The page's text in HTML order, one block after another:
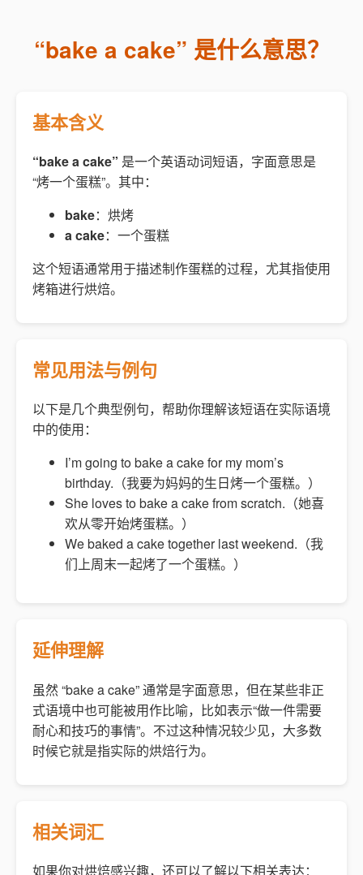
“bake a cake” 是什么意思？
基本含义
“bake a cake” 是一个英语动词短语，字面意思是
“烤一个蛋糕”。其中：
bake：烘烤
a cake：一个蛋糕
这个短语通常用于描述制作蛋糕的过程，尤其指使用
烤箱进行烘焙。
常见用法与例句
以下是几个典型例句，帮助你理解该短语在实际语境
中的使用：
I’m going to bake a cake for my mom’s
birthday.（我要为妈妈的生日烤一个蛋糕。）
She loves to bake a cake from scratch.（她喜
欢从零开始烤蛋糕。）
We baked a cake together last weekend.（我
们上周末一起烤了一个蛋糕。）
延伸理解
虽然 “bake a cake” 通常是字面意思，但在某些非正
式语境中也可能被用作比喻，比如表示“做一件需要
耐心和技巧的事情”。不过这种情况较少见，大多数
时候它就是指实际的烘焙行为。
相关词汇
如果你对烘焙感兴趣，还可以了解以下相关表达：